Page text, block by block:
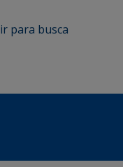
ir para busca